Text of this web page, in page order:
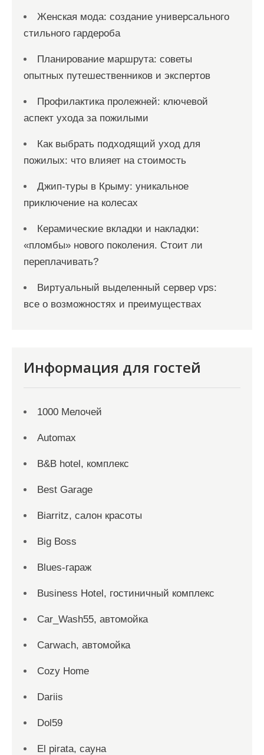
Женская мода: создание универсального
стильного гардероба
Планирование маршрута: советы
опытных путешественников и экспертов
Профилактика пролежней: ключевой
аспект ухода за пожилыми
Как выбрать подходящий уход для
пожилых: что влияет на стоимость
Джип-туры в Крыму: уникальное
приключение на колесах
Керамические вкладки и накладки:
«пломбы» нового поколения. Стоит ли
переплачивать?
Виртуальный выделенный сервер vps:
все о возможностях и преимуществах
Информация для гостей
1000 Мелочей
Automax
B&B hotel, комплекс
Best Garage
Biarritz, салон красоты
Big Boss
Blues-гараж
Business Hotel, гостиничный комплекс
Car_Wash55, автомойка
Carwach, автомойка
Cozy Home
Dariis
Dol59
El pirata, сауна